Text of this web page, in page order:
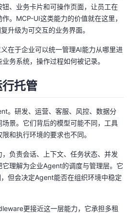
、业务卡片和可操作页面，让员工在
。MCP-UI这类能力的价值就在这里，
升级为可交互的业务界面。
在于企业可以统一管理AI能力从哪里进
务系统，操作过程如何被记录。
托管
。研发、运营、客服、风控、数据分
景。它们背后的模型可能不同，工具
和执行环境的要求也不同。
负责会话、上下文、任务状态、并发
理解为企业Agent的调度与管理层。它
但会决定Agent能否在组织环境中稳定
更接近这一层能力，它承担多租